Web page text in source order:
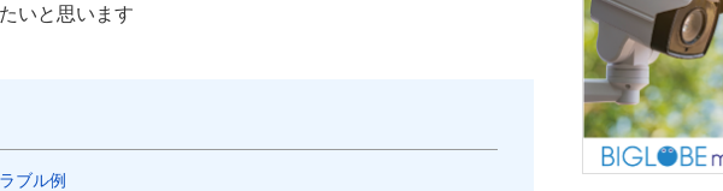
いと思います
ブル例